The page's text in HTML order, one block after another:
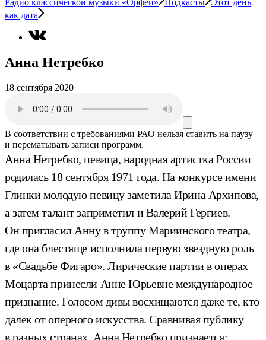
Радио классической музыки «Орфей» Подкасты Этот день
как дата
Анна Нетребко
18 сентября 2020
В соответствии с требованиями РАО нельзя ставить на паузу
и перематывать записи программ.
Анна Нетребко, певица, народная артистка России
родилась 18 сентября 1971 года. На конкурсе имени
Глинки молодую певицу заметила Ирина Архипова,
а затем талант заприметил и Валерий Гергиев.
Он пригласил Анну в труппу Мариинского театра,
где она блестяще исполнила первую звездную роль
в «Свадьбе Фигаро». Лирические партии в операх
Моцарта принесли Анне Юрьевне международное
признание. Голосом дивы восхищаются даже те, кто
далек от оперного искусства. Сравнивая публику
в разных странах, Анна Нетребко признается: